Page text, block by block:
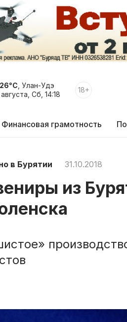
, Улан-Удэ
Сб, 14:18
18+
Финансовая грамотность
в Бурятии 31.10.2018
из